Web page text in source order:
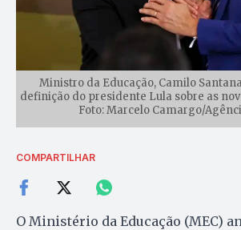
Ministro da Educação, Camilo
definição do presidente Lula sobre as
Foto: Marcelo Camargo/
COMPARTILHAR
O Ministério da Educação (MEC)